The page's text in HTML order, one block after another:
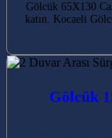
Gölcük 65X130
katın. Kocaeli
Gölcük